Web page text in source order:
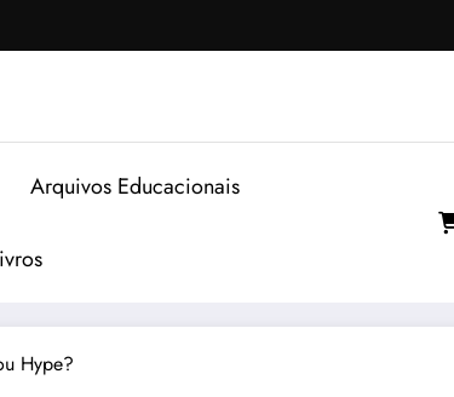
Arquivos Educacionais
Hype?